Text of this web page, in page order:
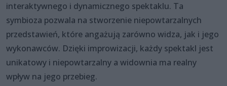
interaktywnego i dynamicznego spektaklu. Ta
symbioza pozwala na stworzenie niepowtarzalnych
przedstawień, które angażują zarówno widza, jak i jego
wykonawców. Dzięki improwizacji, każdy spektakl jest
unikatowy i niepowtarzalny a widownia ma realny
wpływ na jego przebieg.